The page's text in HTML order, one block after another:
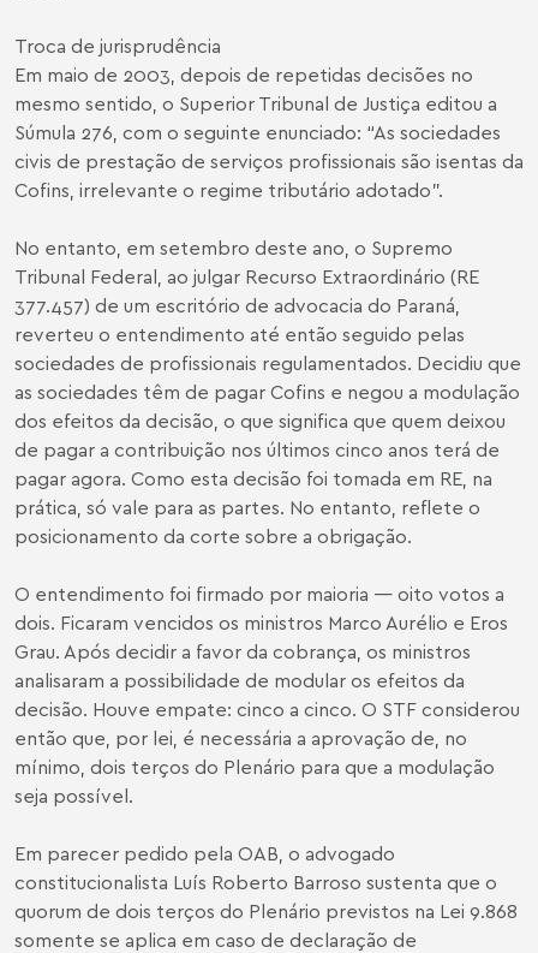
Troca de jurisprudência
Em maio de 2003, depois de repetidas decisões no
mesmo sentido, o Superior Tribunal de Justiça editou a
Súmula 276, com o seguinte enunciado: “As sociedades
civis de prestação de serviços profissionais são isentas da
Cofins, irrelevante o regime tributário adotado”.
No entanto, em setembro deste ano, o Supremo
Tribunal Federal, ao julgar Recurso Extraordinário (RE
377.457) de um escritório de advocacia do Paraná,
reverteu o entendimento até então seguido pelas
sociedades de profissionais regulamentados. Decidiu que
as sociedades têm de pagar Cofins e negou a modulação
dos efeitos da decisão, o que significa que quem deixou
de pagar a contribuição nos últimos cinco anos terá de
pagar agora. Como esta decisão foi tomada em RE, na
prática, só vale para as partes. No entanto, reflete o
posicionamento da corte sobre a obrigação.
O entendimento foi firmado por maioria — oito votos a
dois. Ficaram vencidos os ministros Marco Aurélio e Eros
Grau. Após decidir a favor da cobrança, os ministros
analisaram a possibilidade de modular os efeitos da
decisão. Houve empate: cinco a cinco. O STF considerou
então que, por lei, é necessária a aprovação de, no
mínimo, dois terços do Plenário para que a modulação
seja possível.
Em parecer pedido pela OAB, o advogado
constitucionalista Luís Roberto Barroso sustenta que o
quorum de dois terços do Plenário previstos na Lei 9.868
somente se aplica em caso de declaração de